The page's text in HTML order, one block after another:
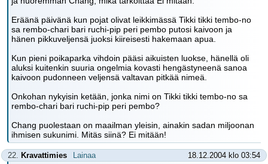
Eräänä päivänä kun pojat olivat leikkimässä Tikki tikki tembo-no
sa rembo-chari bari ruchi-pip peri pembo putosi kaivoon ja
hänen pikkuveljensä juoksi kiireisesti hakemaan apua.
Kun pieni poikaparka vihdoin pääsi aikuisten luokse, hänellä oli
aluksi kuitenkin suuria ongelmia kovasti hengästyneenä sanoa
kaivoon pudonneen veljensä valtavan pitkää nimeä.
Onkohan nykyisin ketään, jonka nimi on Tikki tikki tembo-no sa
rembo-chari bari ruchi-pip peri pembo?
Chang puolestaan on maailman yleisin, ainakin sadan miljoonan
ihmisen sukunimi. Mitäs siinä? Ei mitään!
22. Kravattimies Lainaa 18.12.2004 klo 03:54